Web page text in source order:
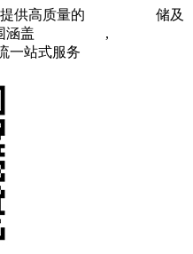
供高质量的
储及
涵盖 ,
一站式服务